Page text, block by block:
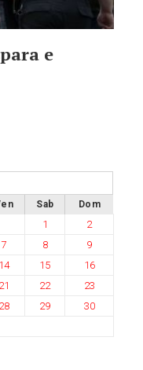
e
Sab Dom
1
2
7 8
9
14 15
16
21 22
23
28 29
30